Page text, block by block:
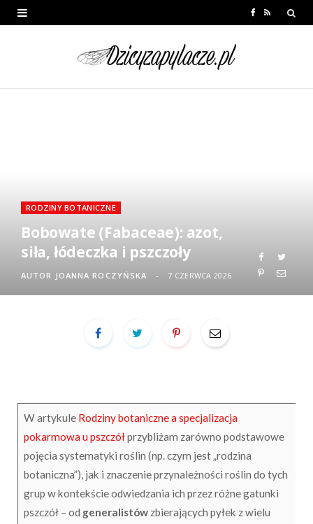
e
R
RODZINY BOTANICZNE
Bobowate (Fabaceae): azot,
siła, łódeczka i pszczoły
AUTOR JOANNA ROCZYŃSKA 7 CZERWCA 2026
W artykule Rodziny botaniczne a specjalizacja
pokarmowa u pszczółprzybliżam zarówno podstawowe
pojęcia systematyki roślin (np. czym jest „rodzina
botaniczna”), jak i znaczenie przynależności roślin do tych
grup w kontekście odwiedzania ich przez różne gatunki
pszczół – od generalistów zbierających pyłek z wielu